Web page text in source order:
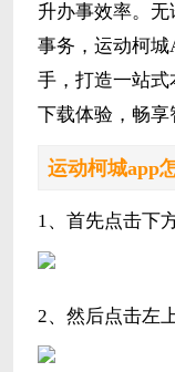
升办事效率。
事务，运动柯城
手，打造一站
下载体验，畅享
运动柯城app
1、首先点击下
2、然后点击左